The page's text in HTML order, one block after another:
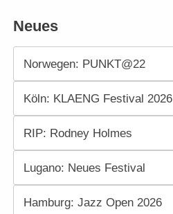
Neues
Norwegen: PUNKT@22
Köln: KLAENG Festival 2026
RIP: Rodney Holmes
Lugano: Neues Festival
Hamburg: Jazz Open 2026